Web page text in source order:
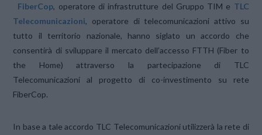
FiberCop, operatore di infrastrutture del Gruppo TIM e TLC
Telecomunicazioni, operatore di telecomunicazioni attivo su
tutto il territorio nazionale, hanno siglato un accordo che
consentirà di sviluppare il mercato dell’accesso FTTH (Fiber to
the Home) attraverso la partecipazione di TLC
Telecomunicazioni al progetto di co-investimento su rete
FiberCop.
In base a tale accordo TLC Telecomunicazioni utilizzerà la rete di